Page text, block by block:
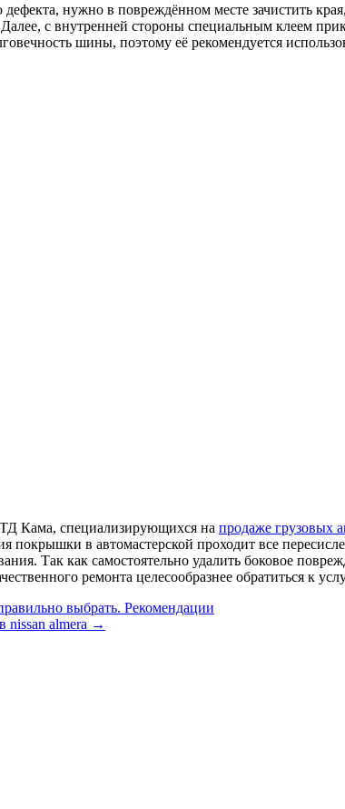
дефекта, нужно в повреждённом месте зачистить
с внутренней стороны специальным клеем
шины, поэтому её рекомендуется
Кама, специализирующихся на продаже грузовых
покрышки в автомастерской проходит все
Так как самостоятельно удалить боковое
ремонта целесообразнее обратиться к
выбрать. Рекомендации
nissan almera →